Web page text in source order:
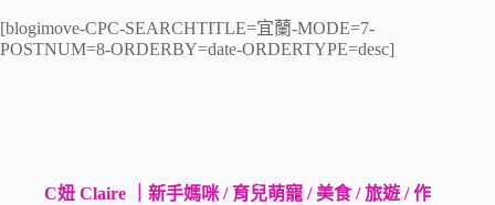
[blogimove-CPC-SEARCHTITLE=宜蘭-MODE=7-
POSTNUM=8-ORDERBY=date-ORDERTYPE=desc]
C妞 Claire ｜新手媽咪 / 育兒萌寵 / 美食 / 旅遊 / 作